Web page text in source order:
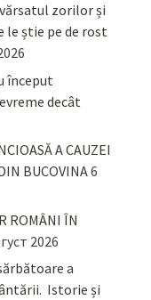
zorilor și
le știe pe de rost
început
decât
A CAUZEI
BUCOVINA6
ROMÂNI ÎN
2026
a
Istorie și